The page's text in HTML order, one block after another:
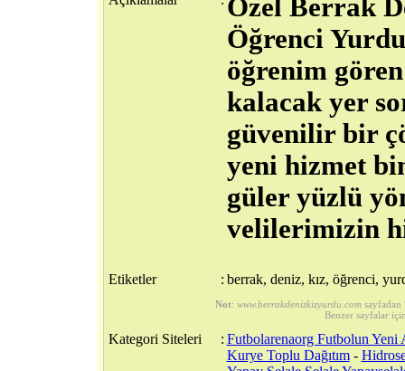
Özel Berrak
Öğrenci
öğrenim
kalacak yer
güvenilir bir
yeni hizmet
güler yüzlü
velilerimizin
Etiketler : berrak, deniz, kız, öğrenci,
Not: www.berrakdenizkizyurdu.com sayfadan
Benzer sayfalar
Kategori Siteleri : Futbolarenaorg Futbolun Yeni
Kurye Toplu Dağıtım-